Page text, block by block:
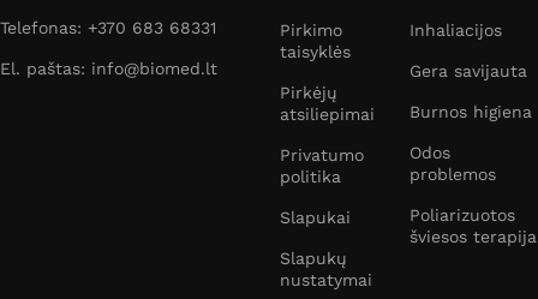
Telefonas: +370 683 68331
El. paštas: info@biomed.lt
Pirkimo
taisyklės
Pirkėjų
atsiliepimai
Privatumo
politika
Slapukai
Slapukų
nustatymai
Inhaliacijos
Gera savijauta
Burnos higiena
Odos
problemos
Poliarizuotos
šviesos terapija